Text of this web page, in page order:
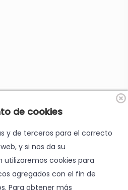
de cookies
y de terceros para el correcto
y si nos da su
cookies para
agregados con el fin de
Para obtener más